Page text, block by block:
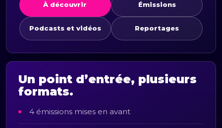
À découvrir Émissions
Podcasts et vidéos Reportages
Un point d’entrée, plusieurs
formats.
4 émissions mises en avant